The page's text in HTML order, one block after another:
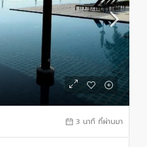
3 นาที ที่ผ่านมา